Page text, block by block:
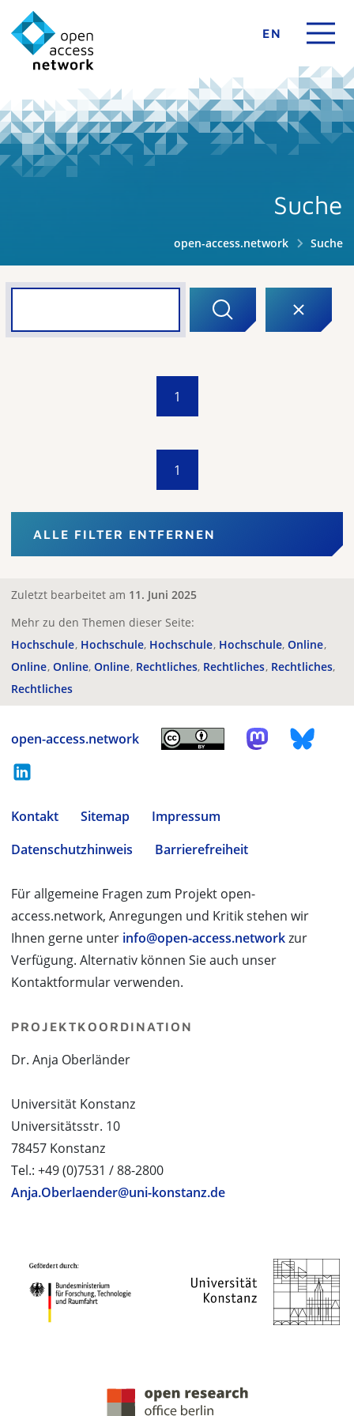
EN
Suche
open-access.network Suche
1
1
ALLE FILTER ENTFERNEN
Zuletzt bearbeitet am 11. Juni 2025
Mehr zu den Themen dieser Seite:
Hochschule Hochschule Hochschule Hochschule Online
Online Online Online Rechtliches Rechtliches Rechtliches
Rechtliches
open-access.network
Kontakt Sitemap
Impressum
Datenschutzhinweis
Barrierefreiheit
Für allgemeine Fragen zum Projekt open-
access.network, Anregungen und Kritik stehen wir
Ihnen gerne unter info@open-access.networkzur
Verfügung. Alternativ können Sie auch unser
Kontaktformular verwenden.
PROJEKTKOORDINATION
Dr. Anja Oberländer
Universität Konstanz
Universitätsstr. 10
78457 Konstanz
Tel.: +49 (0)7531 / 88-2800
Anja.Oberlaender@uni-konstanz.de